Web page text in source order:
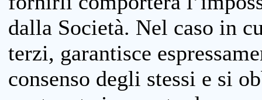
dalla Società. Nel caso in
terzi, garantisce
consenso degli stessi e si